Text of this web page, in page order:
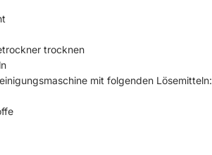
trocknen
mit folgenden Lösemitteln: